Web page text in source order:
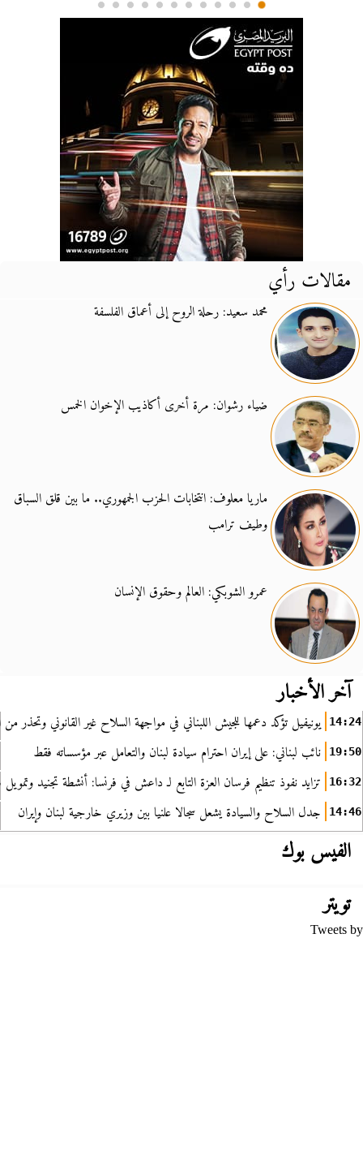
مقالات رأي
محمد سعيد: رحلة الروح إلى أعماق الفلسفة
ضياء رشوان: مرة أخرى أكاذيب الإخوان الخمس
ماريا معلوف: انتخابات الحزب الجمهوري.. ما بين قلق السباق
وطيف ترامب
عمرو الشوبكي: العالم وحقوق الإنسان
آخر الأخبار
14:24 يونيفيل تؤكد دعمها للجيش اللبناني في مواجهة السلاح غير القانوني وتحذر من
19:50 نائب لبناني: على إيران احترام سيادة لبنان والتعامل عبر مؤسساته فقط
16:32 تزايد نفوذ تنظيم فرسان العزة التابع لـ داعش في فرنسا: أنشطة تجنيد
14:46 جدل السلاح والسيادة يشعل سجالا علنيا بين وزيري خارجية لبنان وإيران
الفيس بوك
تويتر
Tweets by